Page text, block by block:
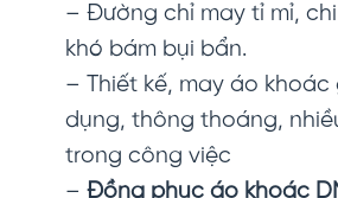
– Đường chỉ may tỉ mỉ,
khó bám bụi bẩn.
– Thiết kế, may áo khoác
dụng, thông thoáng,
trong công việc
– Đồng phục áo khoác